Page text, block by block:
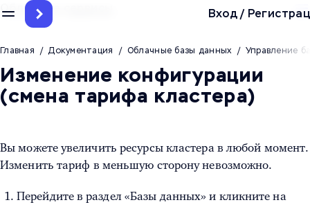
Вход/
Облачные сервисы
Главная / Документация / Облачные базы данных / Управление
Изменение конфигурации
(смена тарифа кластера)
Вы можете увеличить ресурсы кластера в любой момент.
Изменить тариф в меньшую сторону невозможно.
Перейдите в раздел «Базы данных» и кликните на